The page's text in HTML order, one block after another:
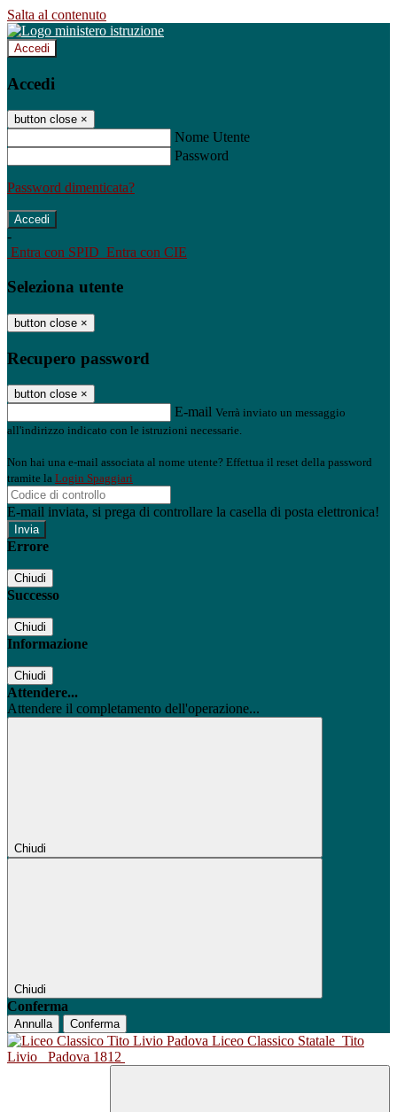
Salta al contenuto
Accedi
Accedi
button close ×
Nome Utente
Password
Password dimenticata?
-
Entra con SPID Entra con CIE
Seleziona utente
button close ×
Recupero password
button close ×
E-mail Verrà inviato un messaggio
all'indirizzo indicato con le istruzioni necessarie.
Non hai una e-mail associata al nome utente? Effettua il reset della password
tramite la Login Spaggiari
E-mail inviata, si prega di controllare la casella di posta elettronica!
Errore
Chiudi
Successo
Chiudi
Informazione
Chiudi
Attendere...
Attendere il completamento dell'operazione...
Chiudi
Chiudi
Conferma
Annulla Conferma
Liceo Classico Statale Tito
Livio
Padova 1812